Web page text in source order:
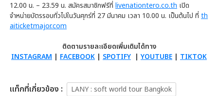
12.00 น. – 23.59 น. สมัครสมาชิกฟรีที่ livenationtero.co.th เปิด
จำหน่ายบัตรรอบทั่วไปในวันศุกร์ที่ 27 มีนาคม เวลา 10.00 น. เป็นต้นไป ที่ th
aiticketmajor.com
ติดตามรายละเอียดเพิ่มเติมได้ทาง
INSTAGRAM | FACEBOOK | SPOTIFY | YOUTUBE | TIKTOK
เเท็กที่เกี่ยวข้อง : LANY : soft world tour Bangkok